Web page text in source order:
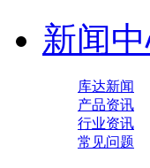
新闻
库达新闻
产品资讯
行业资讯
常见问题